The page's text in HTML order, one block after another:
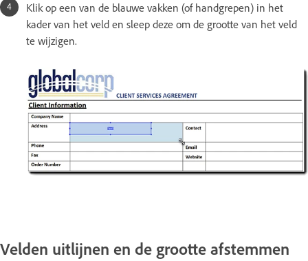
Klik op een van de blauwe vakken (of handgrepen) in het
kader van het veld en sleep deze om de grootte van het veld
te wijzigen.
Velden uitlijnen en de grootte afstemmen